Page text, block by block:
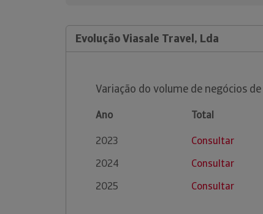
Evolução Viasale Travel, Lda
Variação do volume de negócios de
Ano Total
2023
Consultar
2024
Consultar
2025
Consultar